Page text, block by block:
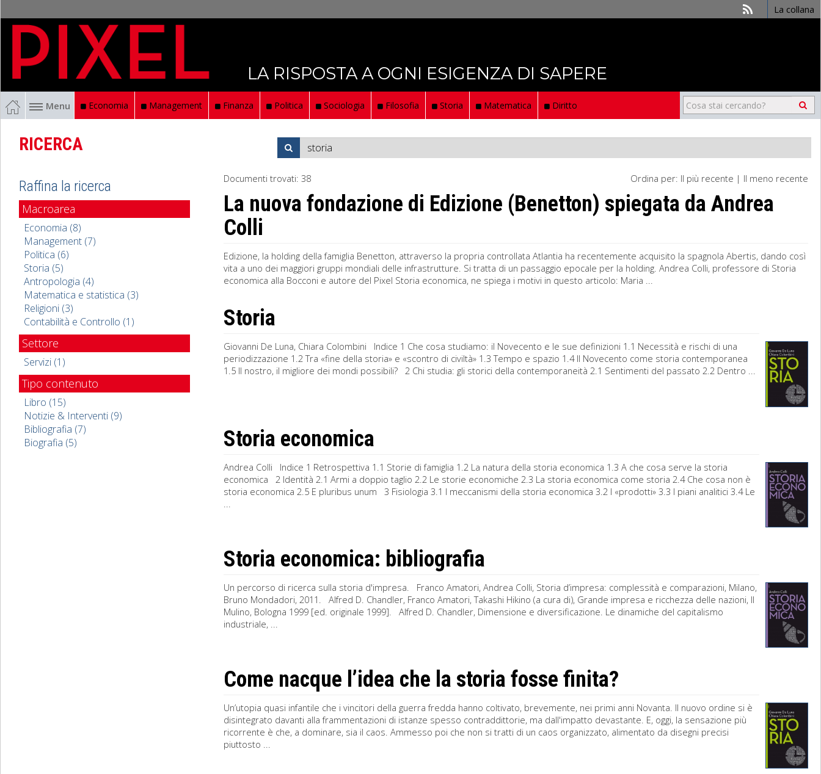
La collana
LA RISPOSTA A OGNI ESIGENZA DI SAPERE
Menu Economia Management Finanza Politica Sociologia Filosofia Storia Matematica Diritto
RICERCA
Ordina per: Il più recente | Il meno recente
Documenti trovati: 38
La nuova fondazione di Edizione (Benetton) spiegata da Andrea
Colli
Edizione, la holding della famiglia Benetton, attraverso la propria controllata Atlantia ha recentemente acquisito la spagnola Abertis, dando così
vita a uno dei maggiori gruppi mondiali delle infrastrutture. Si tratta di un passaggio epocale per la holding. Andrea Colli, professore di Storia
economica alla Bocconi e autore del Pixel Storia economica, ne spiega i motivi in questo articolo: Maria ...
Storia
Giovanni De Luna, Chiara Colombini Indice 1 Che cosa studiamo: il Novecento e le sue definizioni 1.1 Necessità e rischi di una
periodizzazione 1.2 Tra «fine della storia» e «scontro di civiltà» 1.3 Tempo e spazio 1.4 Il Novecento come storia contemporanea
1.5 Il nostro, il migliore dei mondi possibili? 2 Chi studia: gli storici della contemporaneità 2.1 Sentimenti del passato 2.2 Dentro ...
Storia economica
Andrea Colli Indice 1 Retrospettiva 1.1 Storie di famiglia 1.2 La natura della storia economica 1.3 A che cosa serve la storia
economica 2 Identità 2.1 Armi a doppio taglio 2.2 Le storie economiche 2.3 La storia economica come storia 2.4 Che cosa non è
storia economica 2.5 E pluribus unum 3 Fisiologia 3.1 I meccanismi della storia economica 3.2 I «prodotti» 3.3 I piani analitici 3.4 Le
...
Storia economica: bibliografia
Un percorso di ricerca sulla storia d'impresa. Franco Amatori, Andrea Colli, Storia d’impresa: complessità e comparazioni, Milano,
Bruno Mondadori, 2011. Alfred D. Chandler, Franco Amatori, Takashi Hikino (a cura di), Grande impresa e ricchezza delle nazioni, Il
Mulino, Bologna 1999 [ed. originale 1999]. Alfred D. Chandler, Dimensione e diversificazione. Le dinamiche del capitalismo
industriale, ...
Come nacque l’idea che la storia fosse finita?
Un’utopia quasi infantile che i vincitori della guerra fredda hanno coltivato, brevemente, nei primi anni Novanta. Il nuovo ordine si è
disintegrato davanti alla frammentazioni di istanze spesso contraddittorie, ma dall'impatto devastante. E, oggi, la sensazione più
ricorrente è che, a dominare, sia il caos. Ammesso poi che non si tratti di un caos organizzato, alimentato da disegni precisi
piuttosto ...
Raffina la ricerca
Macroarea
Economia (8)
Management (7)
Politica (6)
Storia (5)
Antropologia (4)
Matematica e statistica (3)
Religioni (3)
Contabilità e Controllo (1)
Settore
Servizi (1)
Tipo contenuto
Libro (15)
Notizie & Interventi (9)
Bibliografia (7)
Biografia (5)